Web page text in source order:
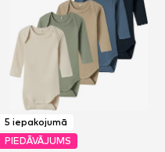
5 iepakojumā
PIEDĀVĀJUMS